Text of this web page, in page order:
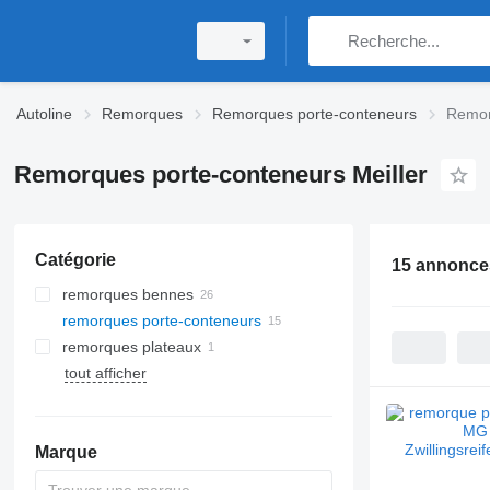
Autoline Remorques Remorques porte-conteneurs
Remorques porte-conteneurs Meiller
Catégorie
remorques bennes
remorques porte-conteneurs
remorques plateaux
tout afficher
Marque
15